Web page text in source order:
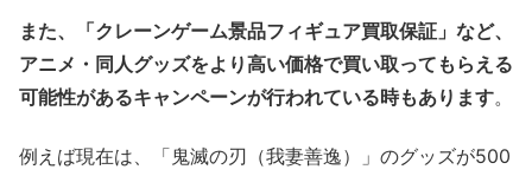
また、「クレーンゲーム景品フィギュア買取保証」など、
アニメ・同人グッズをより高い価格で買い取ってもらえる
可能性があるキャンペーンが行われている時もあります。
例えば現在は、「鬼滅の刃（我妻善逸）」のグッズが500